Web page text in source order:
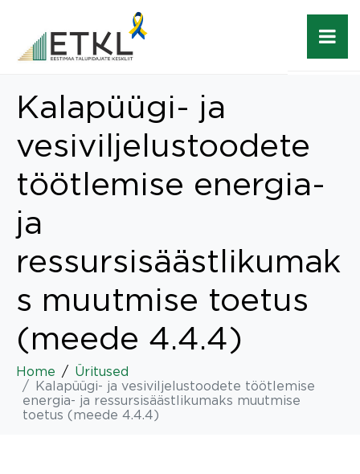
Kalapüügi- ja
vesiviljelustoodete
töötlemise energia-
ja
ressursisäästlikumak
s muutmise toetus
(meede 4.4.4)
Home
Üritused
Kalapüügi- ja vesiviljelustoodete töötlemise
energia- ja ressursisäästlikumaks muutmise
toetus (meede 4.4.4)